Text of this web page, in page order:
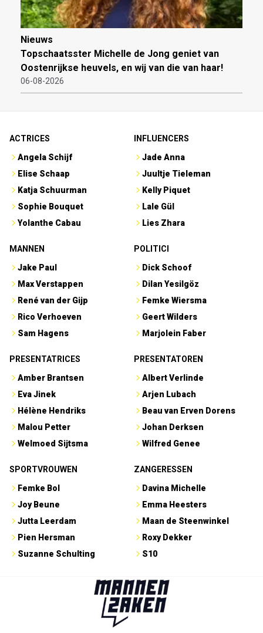
Nieuws
Topschaatsster Michelle de Jong geniet van
Oostenrijkse heuvels, en wij van die van haar!
06-08-2026
ACTRICES
Angela Schijf
Elise Schaap
Katja Schuurman
Sophie Bouquet
Yolanthe Cabau
INFLUENCERS
Jade Anna
Juultje Tieleman
Kelly Piquet
Lale Gül
Lies Zhara
MANNEN
Jake Paul
Max Verstappen
René van der Gijp
Rico Verhoeven
Sam Hagens
POLITICI
Dick Schoof
Dilan Yesilgöz
Femke Wiersma
Geert Wilders
Marjolein Faber
PRESENTATRICES
Amber Brantsen
Eva Jinek
Hélène Hendriks
Malou Petter
Welmoed Sijtsma
PRESENTATOREN
Albert Verlinde
Arjen Lubach
Beau van Erven Dorens
Johan Derksen
Wilfred Genee
SPORTVROUWEN
Femke Bol
Joy Beune
Jutta Leerdam
Pien Hersman
Suzanne Schulting
ZANGERESSEN
Davina Michelle
Emma Heesters
Maan de Steenwinkel
Roxy Dekker
S10